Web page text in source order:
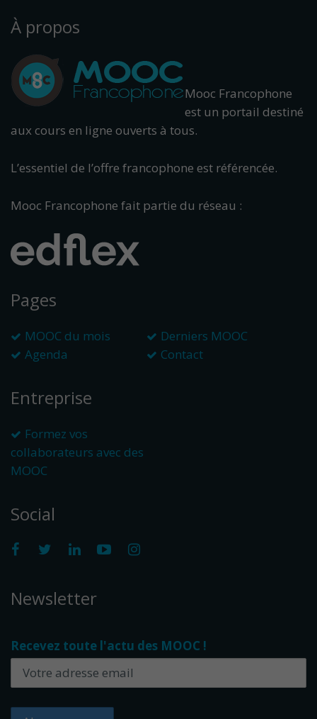
À propos
Mooc Francophone
est un portail destiné
aux cours en ligne ouverts à tous.
L’essentiel de l’offre francophone est référencée.
Mooc Francophone fait partie du réseau :
Pages
MOOC du mois
Derniers MOOC
Agenda
Contact
Entreprise
Formez vos
collaborateurs avec des
MOOC
Social
Newsletter
Recevez toute l'actu des MOOC !